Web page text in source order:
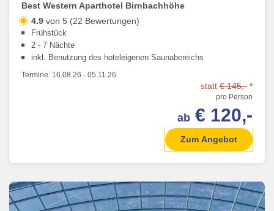
Best Western Aparthotel Birnbachhöhe
4.9 von 5 (22 Bewertungen)
Frühstück
2 - 7 Nächte
inkl. Benutzung des hoteleigenen Saunabereichs
Termine: 16.08.26 - 05.11.26
statt € 145,- *
pro Person
ab € 120,-
Zum Angebot